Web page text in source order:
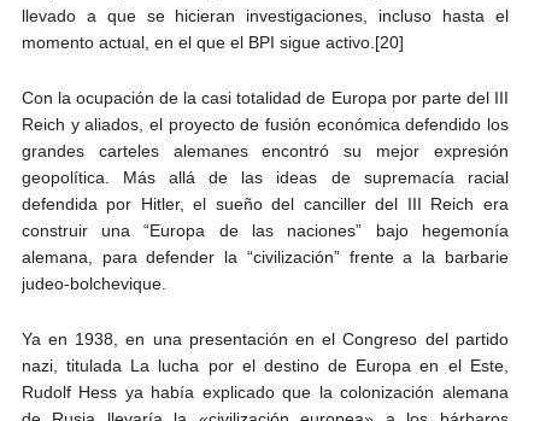
llevado a que se hicieran investigaciones, incluso hasta el
momento actual, en el que el BPI sigue activo.[20]
Con la ocupación de la casi totalidad de Europa por parte del III
Reich y aliados, el proyecto de fusión económica defendido los
grandes carteles alemanes encontró su mejor expresión
geopolítica. Más allá de las ideas de supremacía racial
defendida por Hitler, el sueño del canciller del III Reich era
construir una “Europa de las naciones” bajo hegemonía
alemana, para defender la “civilización” frente a la barbarie
judeo-bolchevique.
Ya en 1938, en una presentación en el Congreso del partido
nazi, titulada La lucha por el destino de Europa en el Este,
Rudolf Hess ya había explicado que la colonización alemana